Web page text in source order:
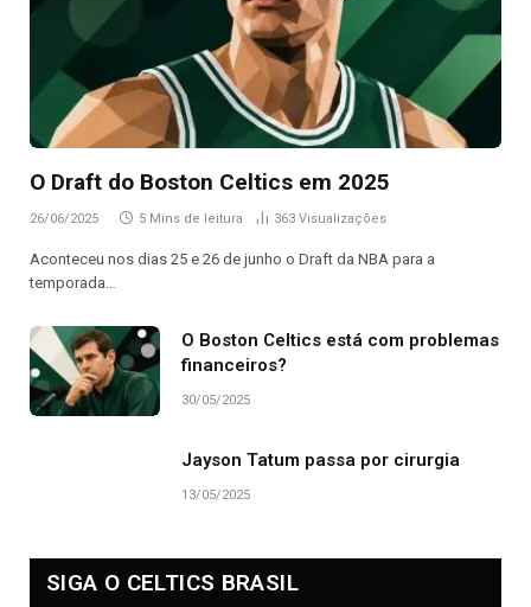
O Draft do Boston Celtics em 2025
26/06/2025 5 Mins de leitura 363 Visualizações
Aconteceu nos dias 25 e 26 de junho o Draft da NBA para a
temporada…
O Boston Celtics está com problemas
financeiros?
30/05/2025
Jayson Tatum passa por cirurgia
13/05/2025
SIGA O CELTICS BRASIL